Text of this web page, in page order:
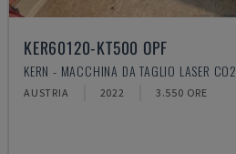
KER60120-KT500 OPF
KERN - MACCHINA DA TAGLIO LASER CO2
AUSTRIA 2022 3.550 ORE